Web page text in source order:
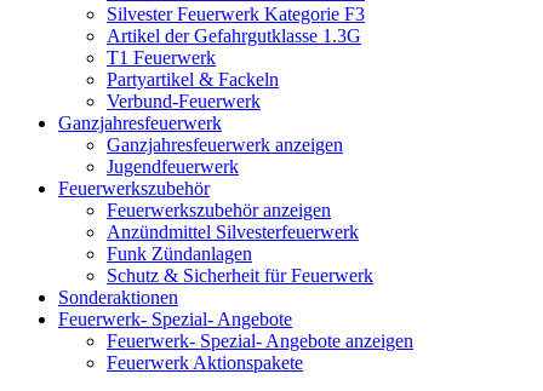
Silvester Feuerwerk Kategorie F3
Artikel der Gefahrgutklasse 1.3G
T1 Feuerwerk
Partyartikel & Fackeln
Verbund-Feuerwerk
Ganzjahresfeuerwerk
Ganzjahresfeuerwerk anzeigen
Jugendfeuerwerk
Feuerwerkszubehör
Feuerwerkszubehör anzeigen
Anzündmittel Silvesterfeuerwerk
Funk Zündanlagen
Schutz & Sicherheit für Feuerwerk
Sonderaktionen
Feuerwerk- Spezial- Angebote
Feuerwerk- Spezial- Angebote anzeigen
Feuerwerk Aktionspakete